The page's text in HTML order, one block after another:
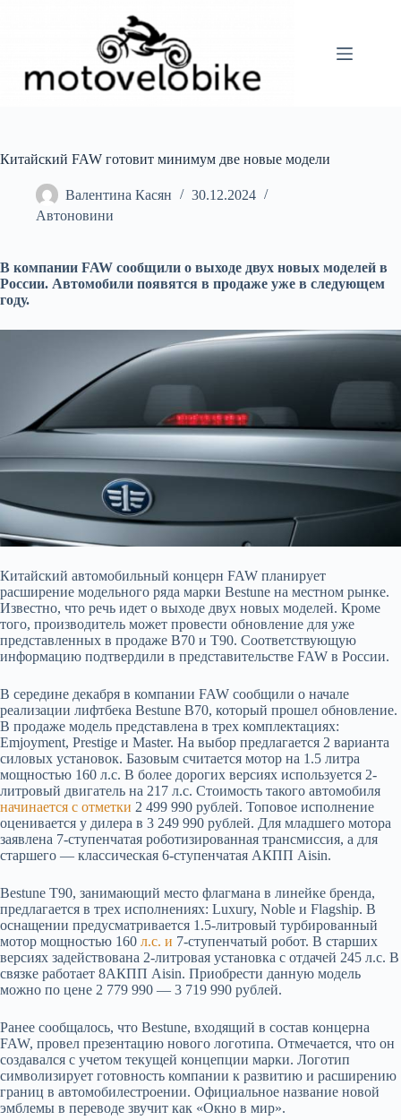
Китайский FAW готовит минимум две новые модели
Валентина Касян
30.12.2024
Автоновини
В компании FAW сообщили о выходе двух новых моделей в
России. Автомобили появятся в продаже уже в следующем
году.
Китайский автомобильный концерн FAW планирует
расширение модельного ряда марки Bestune на местном рынке.
Известно, что речь идет о выходе двух новых моделей. Кроме
того, производитель может провести обновление для уже
представленных в продаже B70 и T90. Соответствующую
информацию подтвердили в представительстве FAW в России.
В середине декабря в компании FAW сообщили о начале
реализации лифтбека Bestune B70, который прошел обновление.
В продаже модель представлена в трех комплектациях:
Emjoyment, Prestige и Master. На выбор предлагается 2 варианта
силовых установок. Базовым считается мотор на 1.5 литра
мощностью 160 л.с. В более дорогих версиях используется 2-
литровый двигатель на 217 л.с. Стоимость такого автомобиля
начинается с отметки 2 499 990 рублей. Топовое исполнение
оценивается у дилера в 3 249 990 рублей. Для младшего мотора
заявлена 7-ступенчатая роботизированная трансмиссия, а для
старшего — классическая 6-ступенчатая АКПП Aisin.
Bestune T90, занимающий место флагмана в линейке бренда,
предлагается в трех исполнениях: Luxury, Noble и Flagship. В
оснащении предусматривается 1.5-литровый турбированный
мотор мощностью 160 л.с. и 7-ступенчатый робот. В старших
версиях задействована 2-литровая установка с отдачей 245 л.с. В
связке работает 8АКПП Aisin. Приобрести данную модель
можно по цене 2 779 990 — 3 719 990 рублей.
Ранее сообщалось, что Bestune, входящий в состав концерна
FAW, провел презентацию нового логотипа. Отмечается, что он
создавался с учетом текущей концепции марки. Логотип
символизирует готовность компании к развитию и расширению
границ в автомобилестроении. Официальное название новой
эмблемы в переводе звучит как «Окно в мир».